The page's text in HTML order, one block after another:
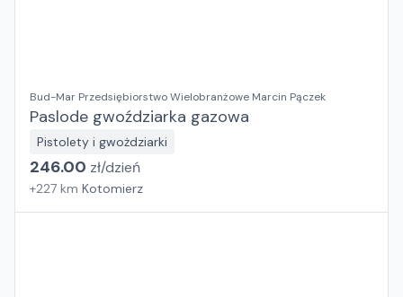
Bud-Mar Przedsiębiorstwo Wielobranżowe Marcin Pączek
Paslode gwoździarka gazowa
Pistolety i gwożdziarki
246.00 zł/dzień
+227 km Kotomierz